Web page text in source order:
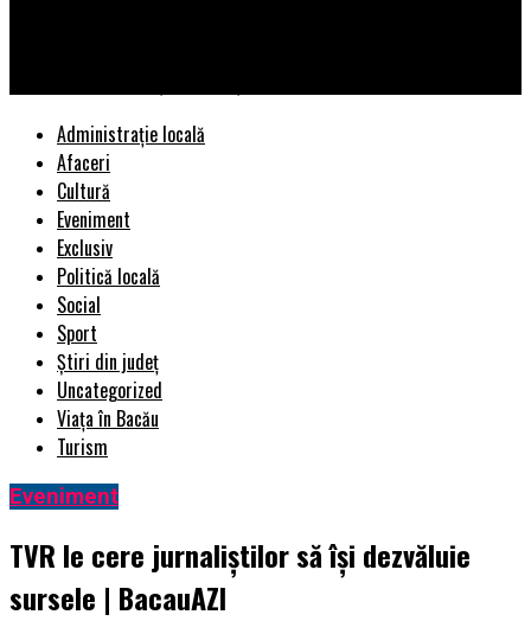
Administrație locală
Afaceri
Cultură
Eveniment
Exclusiv
Politică locală
Social
Sport
Știri din județ
Uncategorized
Viața în Bacău
Turism
Eveniment
TVR le cere jurnaliștilor să își dezvăluie
sursele | BacauAZI